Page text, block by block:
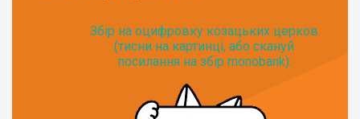
Збір на оцифровку козацьких церков
(тисни на картинці, або скануй
посилання на збір monobank):